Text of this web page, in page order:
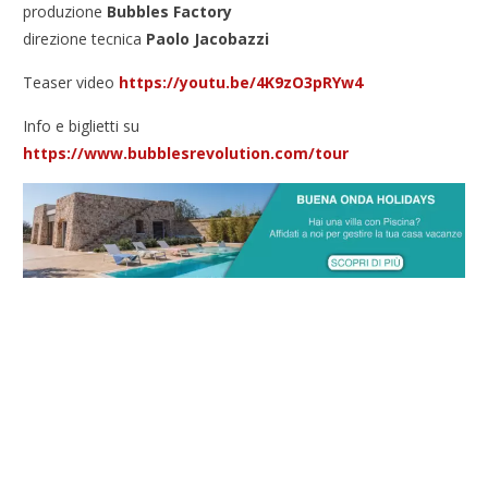
produzione Bubbles Factory
direzione tecnica Paolo Jacobazzi
Teaser video https://youtu.be/4K9zO3pRYw4
Info e biglietti su
https://www.bubblesrevolution.com/tour